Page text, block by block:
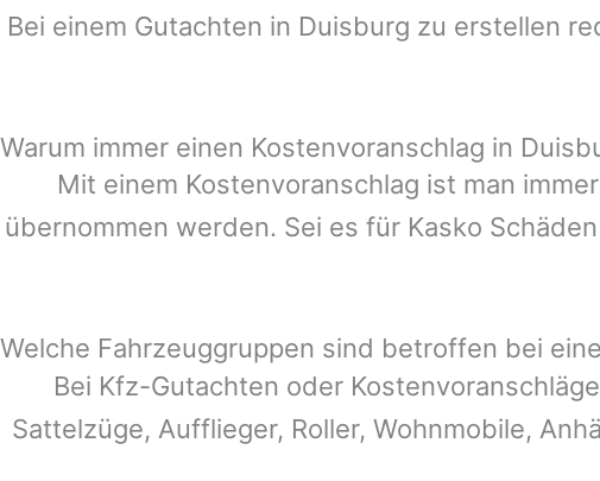
Bei einem Gutachten in Duisburg zu erstellen
Warum immer einen Kostenvoranschlag in
Mit einem Kostenvoranschlag ist man
übernommen werden. Sei es für Kasko
Welche Fahrzeuggruppen sind betroffen bei
Bei Kfz-Gutachten oder
Sattelzüge, Aufflieger, Roller, Wohnmobile,